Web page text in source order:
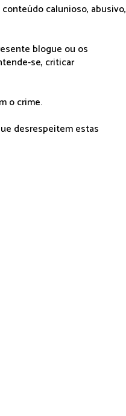
calunioso, abusivo,
blogue ou os
se, criticar
o crime.
desrespeitem estas